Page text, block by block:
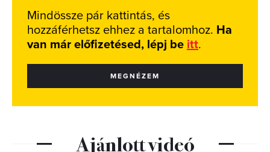
Mindössze pár kattintás, és
hozzáférhetsz ehhez a tartalomhoz. Ha
van már előfizetésed, lépj be itt.
MEGNÉZEM
Ajánlott videó